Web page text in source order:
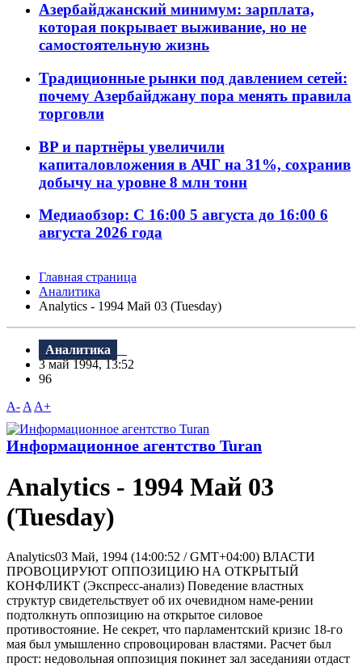
Азербайджанский минимум: зарплата,
которая покрывает выживание, но не
самостоятельную жизнь
Традиционные рынки под давлением сетей:
почему Азербайджану пора менять правила
торговли
BP и партнёры увеличили
капиталовложения в АЧГ на 31%, сохранив
добычу на уровне 8 млн тонн
Медиаобзор: С 16:00 5 августа до 16:00 6
августа 2026 года
Главная страница
Аналитика
Analytics - 1994 Май 03 (Tuesday)
Аналитика
3 май 1994, 13:52
96
A- A A+
Информационное агентство Turan
Analytics - 1994 Май 03
(Tuesday)
Analytics03 Май, 1994 (14:00:52 / GMT+04:00) ВЛАСТИ
ПРОВОЦИРУЮТ ОППОЗИЦИЮ НА ОТКРЫТЫЙ
КОНФЛИКТ (Экспресс-анализ) Поведение властных
структур свидетельствует об их очевидном наме-рении
подтолкнуть оппозицию на открытое силовое
противостояние. Не секрет, что парламентский кризис 18-го
мая был умышленно спровоцирован властями. Расчет был
прост: недовольная оппозиция покинет зал заседанияи отдаст